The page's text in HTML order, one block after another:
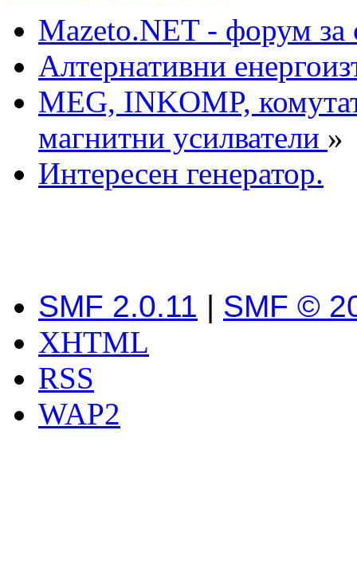
Mazeto.NET - форум за
Алтернативни
MEG, INKOMP,
магнитни усилватели »
Интересен генератор.
SMF 2.0.11 | SMF ©
XHTML
RSS
WAP2